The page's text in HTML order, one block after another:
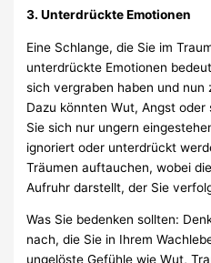
3. Unterdrückte Emotionen
Eine Schlange, die Sie im
unterdrückte Emotionen
sich vergraben haben und nun
Dazu könnten Wut, Angst
Sie sich nur ungern
ignoriert oder unterdrückt
Träumen auftauchen, wobei
Aufruhr darstellt, der Sie
Was Sie bedenken sollten:
nach, die Sie in Ihrem
ungelöste Gefühle wie Wut,